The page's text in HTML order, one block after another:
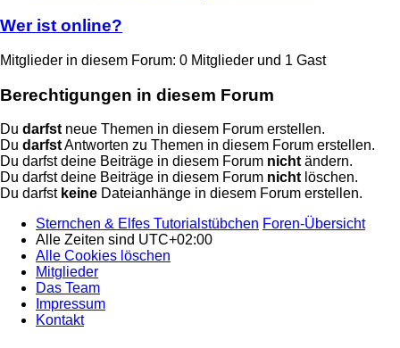
Wer ist online?
Mitglieder in diesem Forum: 0 Mitglieder und 1 Gast
Berechtigungen in diesem Forum
Du darfstneue Themen in diesem Forum erstellen.
Du darfstAntworten zu Themen in diesem Forum erstellen.
Du darfst deine Beiträge in diesem Forum nichtändern.
Du darfst deine Beiträge in diesem Forum nichtlöschen.
Du darfst keine Dateianhänge in diesem Forum erstellen.
Sternchen & Elfes Tutorialstübchen Foren-Übersicht
Alle Zeiten sind UTC+02:00
Alle Cookies löschen
Mitglieder
Das Team
Impressum
Kontakt